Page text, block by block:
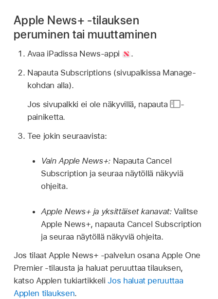
Apple News+ ‑tilauksen
peruminen tai muuttaminen
Avaa iPadissa News-appi
.
Napauta Subscriptions (sivupalkissa Manage-
kohdan alla).
Jos sivupalkki ei ole näkyvillä, napauta
-
painiketta.
Tee jokin seuraavista:
Vain Apple News+: Napauta Cancel
Subscription ja seuraa näytöllä näkyviä
ohjeita.
Apple News+ ja yksittäiset kanavat:Valitse
Apple News+, napauta Cancel Subscription
ja seuraa näytöllä näkyviä ohjeita.
Jos tilaat Apple News+ -palvelun osana Apple One
Premier -tilausta ja haluat peruuttaa tilauksen,
katso Applen tukiartikkeliJos haluat peruuttaa
Applen tilauksen.